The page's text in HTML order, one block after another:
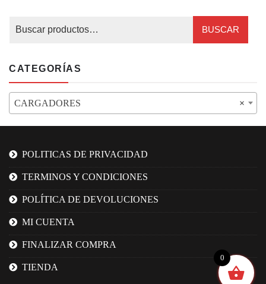
BUSCAR
CATEGORÍAS
×
CARGADORES
POLITICAS DE PRIVACIDAD
TERMINOS Y CONDICIONES
POLÍTICA DE DEVOLUCIONES
MI CUENTA
FINALIZAR COMPRA
TIENDA
0